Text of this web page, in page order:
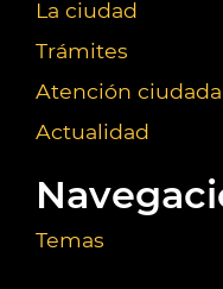
La ciudad
Trámites
Atención
Actualidad
Temas